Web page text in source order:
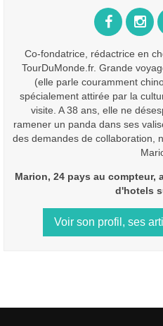
Co-fondatrice, rédactrice en
TourDuMonde.fr. Grande
(elle parle couramment
spécialement attirée par la
visite. A 38 ans, elle ne
ramener un panda dans ses
des demandes de collaboration,
Marion, 24 pays au compteur,
d'hotels
Voir son profil, ses